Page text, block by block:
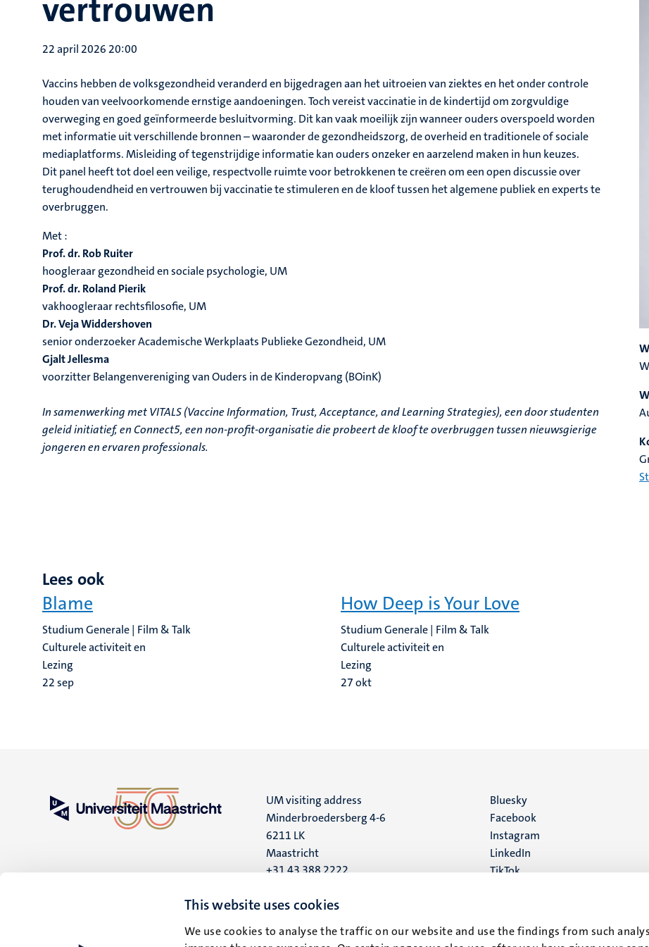
This website uses cookies
We use cookies to analyse the traffic on our website and use the findings from such
vertrouwen
22 april 2026 20:00
Vaccins hebben de volksgezondheid veranderd en bijgedragen aan het uitroeien van ziektes en het onder controle
houden van veelvoorkomende ernstige aandoeningen. Toch vereist vaccinatie in de kindertijd om zorgvuldige
overweging en goed geïnformeerde besluitvorming. Dit kan vaak moeilijk zijn wanneer ouders overspoeld worden
met informatie uit verschillende bronnen – waaronder de gezondheidszorg, de overheid en traditionele of sociale
mediaplatforms. Misleiding of tegenstrijdige informatie kan ouders onzeker en aarzelend maken in hun keuzes.
Dit panel heeft tot doel een veilige, respectvolle ruimte voor betrokkenen te creëren om een open discussie over
terughoudendheid en vertrouwen bij vaccinatie te stimuleren en de kloof tussen het algemene publiek en experts te
overbruggen.
Met :
Prof. dr. Rob Ruiter
hoogleraar gezondheid en sociale psychologie, UM
Prof. dr. Roland Pierik
vakhoogleraar rechtsfilosofie, UM
Dr. Veja Widdershoven
senior onderzoeker Academische Werkplaats Publieke Gezondheid, UM
Gjalt Jellesma
voorzitter Belangenvereniging van Ouders in de Kinderopvang (BOinK)
In samenwerking met VITALS (Vaccine Information, Trust, Acceptance, and Learning Strategies), een door studenten
geleid initiatief, en Connect5, een non-profit-organisatie die probeert de kloof te overbruggen tussen nieuwsgierige
jongeren en ervaren professionals.
Lees ook
Blame
Studium Generale | Film & Talk
Culturele activiteit en
Lezing
22sep
How Deep is Your Love
Studium Generale | Film & Talk
Culturele activiteit en
Lezing
27okt
UM visiting address
Minderbroedersberg 4-6
6211 LK
Maastricht
+31 43 388 2222
UM postal address
6200 MD
Social
media
Bluesky
Facebook
Instagram
LinkedIn
TikTok